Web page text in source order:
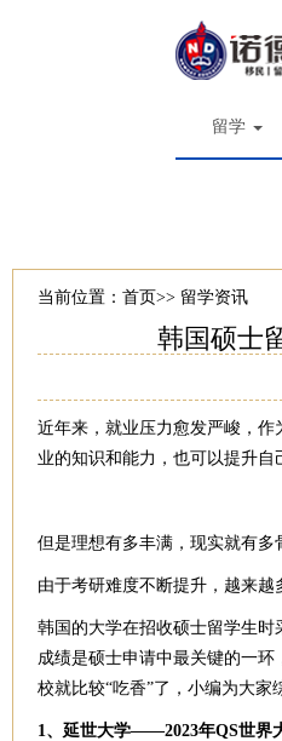
留学
当前位置： 首页>> 留学资讯
韩国硕士
近年来，就业压力愈发严峻，
业的知识和能力，也可以提升自
但是理想有多丰满，现实就有
由于考研难度不断提升，越来
韩国的大学在招收硕士留学生
成绩是硕士申请中最关键的一
校就比较“吃香”了，小编为大
1、延世大学——2023年QS世界